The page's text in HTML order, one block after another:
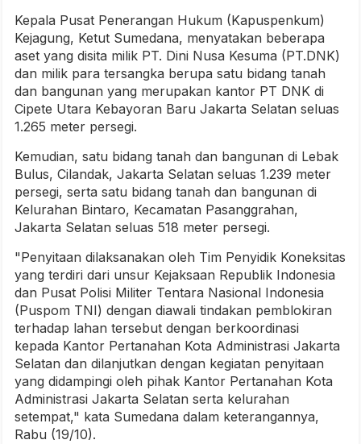
Kepala Pusat Penerangan Hukum (Kapuspenkum)
Kejagung, Ketut Sumedana, menyatakan beberapa
aset yang disita milik PT. Dini Nusa Kesuma (PT.DNK)
dan milik para tersangka berupa satu bidang tanah
dan bangunan yang merupakan kantor PT DNK di
Cipete Utara Kebayoran Baru Jakarta Selatan seluas
1.265 meter persegi.
Kemudian, satu bidang tanah dan bangunan di Lebak
Bulus, Cilandak, Jakarta Selatan seluas 1.239 meter
persegi, serta satu bidang tanah dan bangunan di
Kelurahan Bintaro, Kecamatan Pasanggrahan,
Jakarta Selatan seluas 518 meter persegi.
"Penyitaan dilaksanakan oleh Tim Penyidik Koneksitas
yang terdiri dari unsur Kejaksaan Republik Indonesia
dan Pusat Polisi Militer Tentara Nasional Indonesia
(Puspom TNI) dengan diawali tindakan pemblokiran
terhadap lahan tersebut dengan berkoordinasi
kepada Kantor Pertanahan Kota Administrasi Jakarta
Selatan dan dilanjutkan dengan kegiatan penyitaan
yang didampingi oleh pihak Kantor Pertanahan Kota
Administrasi Jakarta Selatan serta kelurahan
setempat," kata Sumedana dalam keterangannya,
Rabu (19/10).